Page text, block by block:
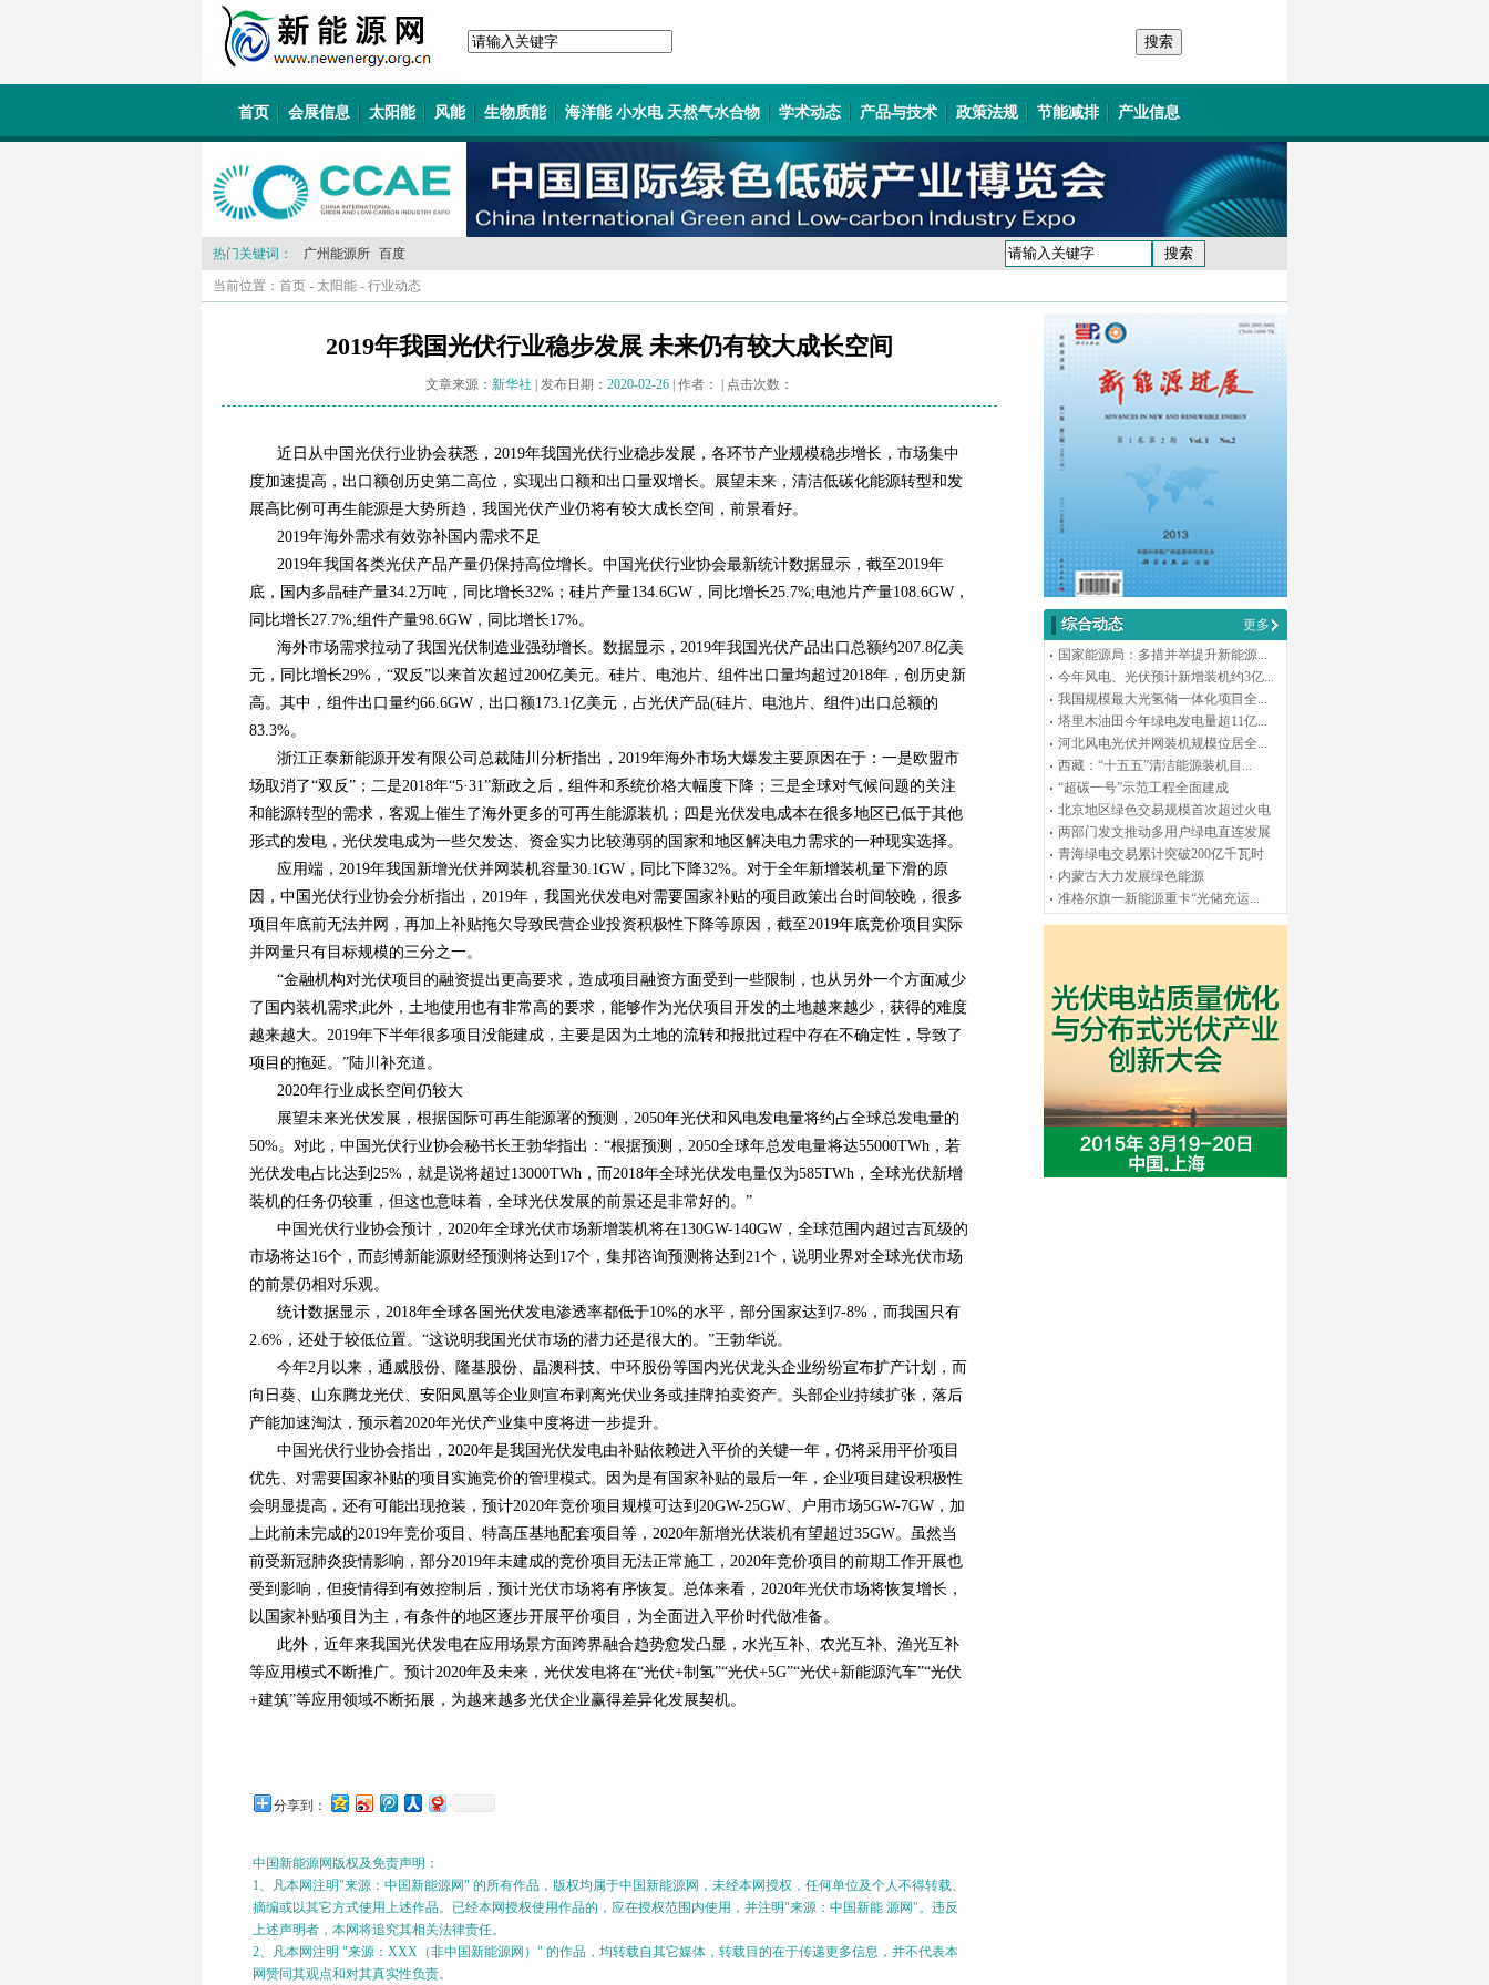
首页 会展信息 太阳能 风能 生物质能 海洋能 小水电 天然气水合物 学术动态 产品与技术 政策法规 节能减排 产业信息
热门关键词： 广州能源所 百度
当前位置： 首页 - 太阳能 - 行业动态
2019年我国光伏行业稳步发展 未来仍有较大成长空间
文章来源： 新华社 | 发布日期： 2020-02-26 | 作者： | 点击次数：
近日从中国光伏行业协会获悉，2019年我国光伏行业稳步发展，各环节产业规模稳步增长，市场集中
度加速提高，出口额创历史第二高位，实现出口额和出口量双增长。展望未来，清洁低碳化能源转型和发
展高比例可再生能源是大势所趋，我国光伏产业仍将有较大成长空间，前景看好。
2019年海外需求有效弥补国内需求不足
2019年我国各类光伏产品产量仍保持高位增长。中国光伏行业协会最新统计数据显示，截至2019年
底，国内多晶硅产量34.2万吨，同比增长32%；硅片产量134.6GW，同比增长25.7%;电池片产量108.6GW，
同比增长27.7%;组件产量98.6GW，同比增长17%。
海外市场需求拉动了我国光伏制造业强劲增长。数据显示，2019年我国光伏产品出口总额约207.8亿美
元，同比增长29%，“双反”以来首次超过200亿美元。硅片、电池片、组件出口量均超过2018年，创历史新
高。其中，组件出口量约66.6GW，出口额173.1亿美元，占光伏产品(硅片、电池片、组件)出口总额的
83.3%。
浙江正泰新能源开发有限公司总裁陆川分析指出，2019年海外市场大爆发主要原因在于：一是欧盟市
场取消了“双反”；二是2018年“5·31”新政之后，组件和系统价格大幅度下降；三是全球对气候问题的关注
和能源转型的需求，客观上催生了海外更多的可再生能源装机；四是光伏发电成本在很多地区已低于其他
形式的发电，光伏发电成为一些欠发达、资金实力比较薄弱的国家和地区解决电力需求的一种现实选择。
应用端，2019年我国新增光伏并网装机容量30.1GW，同比下降32%。对于全年新增装机量下滑的原
因，中国光伏行业协会分析指出，2019年，我国光伏发电对需要国家补贴的项目政策出台时间较晚，很多
项目年底前无法并网，再加上补贴拖欠导致民营企业投资积极性下降等原因，截至2019年底竞价项目实际
并网量只有目标规模的三分之一。
“金融机构对光伏项目的融资提出更高要求，造成项目融资方面受到一些限制，也从另外一个方面减少
了国内装机需求;此外，土地使用也有非常高的要求，能够作为光伏项目开发的土地越来越少，获得的难度
越来越大。2019年下半年很多项目没能建成，主要是因为土地的流转和报批过程中存在不确定性，导致了
项目的拖延。”陆川补充道。
2020年行业成长空间仍较大
展望未来光伏发展，根据国际可再生能源署的预测，2050年光伏和风电发电量将约占全球总发电量的
50%。对此，中国光伏行业协会秘书长王勃华指出：“根据预测，2050全球年总发电量将达55000TWh，若
光伏发电占比达到25%，就是说将超过13000TWh，而2018年全球光伏发电量仅为585TWh，全球光伏新增
装机的任务仍较重，但这也意味着，全球光伏发展的前景还是非常好的。”
中国光伏行业协会预计，2020年全球光伏市场新增装机将在130GW-140GW，全球范围内超过吉瓦级的
市场将达16个，而彭博新能源财经预测将达到17个，集邦咨询预测将达到21个，说明业界对全球光伏市场
的前景仍相对乐观。
统计数据显示，2018年全球各国光伏发电渗透率都低于10%的水平，部分国家达到7-8%，而我国只有
2.6%，还处于较低位置。“这说明我国光伏市场的潜力还是很大的。”王勃华说。
今年2月以来，通威股份、隆基股份、晶澳科技、中环股份等国内光伏龙头企业纷纷宣布扩产计划，而
向日葵、山东腾龙光伏、安阳凤凰等企业则宣布剥离光伏业务或挂牌拍卖资产。头部企业持续扩张，落后
产能加速淘汰，预示着2020年光伏产业集中度将进一步提升。
中国光伏行业协会指出，2020年是我国光伏发电由补贴依赖进入平价的关键一年，仍将采用平价项目
优先、对需要国家补贴的项目实施竞价的管理模式。因为是有国家补贴的最后一年，企业项目建设积极性
会明显提高，还有可能出现抢装，预计2020年竞价项目规模可达到20GW-25GW、户用市场5GW-7GW，加
上此前未完成的2019年竞价项目、特高压基地配套项目等，2020年新增光伏装机有望超过35GW。虽然当
前受新冠肺炎疫情影响，部分2019年未建成的竞价项目无法正常施工，2020年竞价项目的前期工作开展也
受到影响，但疫情得到有效控制后，预计光伏市场将有序恢复。总体来看，2020年光伏市场将恢复增长，
以国家补贴项目为主，有条件的地区逐步开展平价项目，为全面进入平价时代做准备。
此外，近年来我国光伏发电在应用场景方面跨界融合趋势愈发凸显，水光互补、农光互补、渔光互补
等应用模式不断推广。预计2020年及未来，光伏发电将在“光伏+制氢”“光伏+5G”“光伏+新能源汽车”“光伏
+建筑”等应用领域不断拓展，为越来越多光伏企业赢得差异化发展契机。
分享到：
中国新能源网版权及免责声明：
1、凡本网注明"来源：中国新能源网" 的所有作品，版权均属于中国新能源网，未经本网授权，任何单位及个人不得转载、
摘编或以其它方式使用上述作品。已经本网授权使用作品的，应在授权范围内使用，并注明"来源：中国新能 源网"。违反
上述声明者，本网将追究其相关法律责任。
2、凡本网注明 "来源：XXX（非中国新能源网）" 的作品，均转载自其它媒体，转载目的在于传递更多信息，并不代表本
网赞同其观点和对其真实性负责。
综合动态
更多
国家能源局：多措并举提升新能源...
今年风电、光伏预计新增装机约3亿...
我国规模最大光氢储一体化项目全...
塔里木油田今年绿电发电量超11亿...
河北风电光伏并网装机规模位居全...
西藏：“十五五”清洁能源装机目...
“超碳一号”示范工程全面建成
北京地区绿色交易规模首次超过火电
两部门发文推动多用户绿电直连发展
青海绿电交易累计突破200亿千瓦时
内蒙古大力发展绿色能源
准格尔旗一新能源重卡“光储充运...